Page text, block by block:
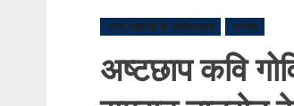
अन्य भाषाओं के साहित्यकार आलेख
अष्टछाप कवि